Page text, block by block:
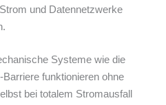
und Datennetzwerke
Systeme wie die
funktionieren ohne
bei totalem Stromausfall